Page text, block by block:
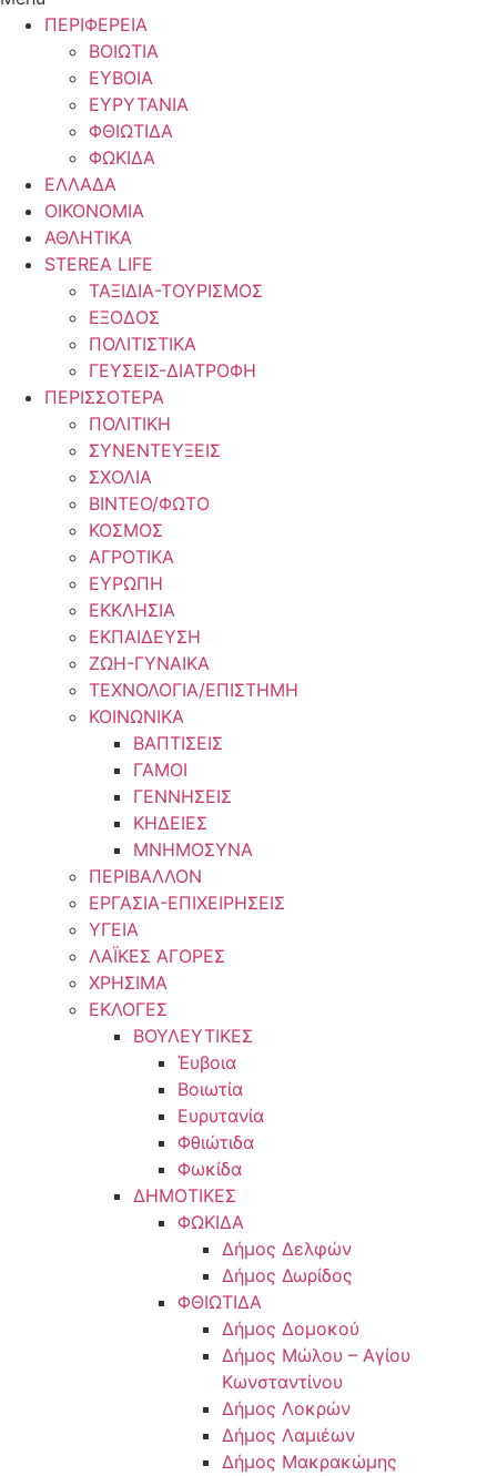
ΠΕΡΙΦΕΡΕΙΑ
ΒΟΙΩΤΙΑ
ΕΥΒΟΙΑ
ΕΥΡΥΤΑΝΙΑ
ΦΘΙΩΤΙΔΑ
ΦΩΚΙΔΑ
ΕΛΛΑΔΑ
ΟΙΚΟΝΟΜΙΑ
ΑΘΛΗΤΙΚΑ
STEREA LIFE
ΤΑΞΙΔΙΑ-ΤΟΥΡΙΣΜΟΣ
ΕΞΟΔΟΣ
ΠΟΛΙΤΙΣΤΙΚΑ
ΓΕΥΣΕΙΣ-ΔΙΑΤΡΟΦΗ
ΠΕΡΙΣΣΟΤΕΡΑ
ΠΟΛΙΤΙΚΗ
ΣΥΝΕΝΤΕΥΞΕΙΣ
ΣΧΟΛΙΑ
ΒΙΝΤΕΟ/ΦΩΤΟ
ΚΟΣΜΟΣ
ΑΓΡΟΤΙΚΑ
ΕΥΡΩΠΗ
ΕΚΚΛΗΣΙΑ
ΕΚΠΑΙΔΕΥΣΗ
ΖΩΗ-ΓΥΝΑΙΚΑ
ΤΕΧΝΟΛΟΓΙΑ/ΕΠΙΣΤΗΜΗ
ΚΟΙΝΩΝΙΚΑ
ΒΑΠΤΙΣΕΙΣ
ΓΑΜΟΙ
ΓΕΝΝΗΣΕΙΣ
ΚΗΔΕΙΕΣ
ΜΝΗΜΟΣΥΝΑ
ΠΕΡΙΒΑΛΛΟΝ
ΕΡΓΑΣΙΑ-ΕΠΙΧΕΙΡΗΣΕΙΣ
ΥΓΕΙΑ
ΛΑΪΚΕΣ ΑΓΟΡΕΣ
ΧΡΗΣΙΜΑ
ΕΚΛΟΓΕΣ
ΒΟΥΛΕΥΤΙΚΕΣ
Έυβοια
Βοιωτία
Ευρυτανία
Φθιώτιδα
Φωκίδα
ΔΗΜΟΤΙΚΕΣ
ΦΩΚΙΔΑ
Δήμος Δελφών
Δήμος Δωρίδος
ΦΘΙΩΤΙΔΑ
Δήμος Δομοκού
Δήμος Μώλου – Αγίου
Κωνσταντίνου
Δήμος Λοκρών
Δήμος Λαμιέων
Δήμος Μακρακώμης